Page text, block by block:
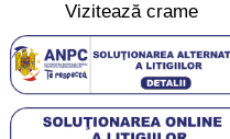
Vizitează crame